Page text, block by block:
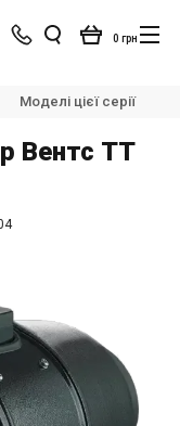
0 грн
125
Моделі цієї серії
Вентс ТТ